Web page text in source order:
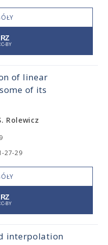
of linear
of its
Rolewicz
27-29
interpolation